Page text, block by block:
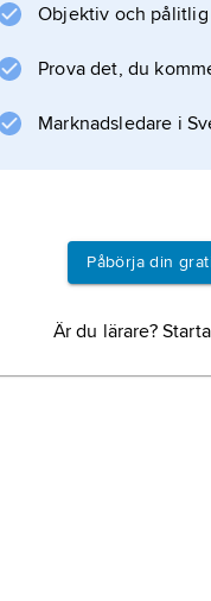
Objektiv och pålitlig
Prova det, du
Marknadsledare i
Påbörja din
Är du lärare?